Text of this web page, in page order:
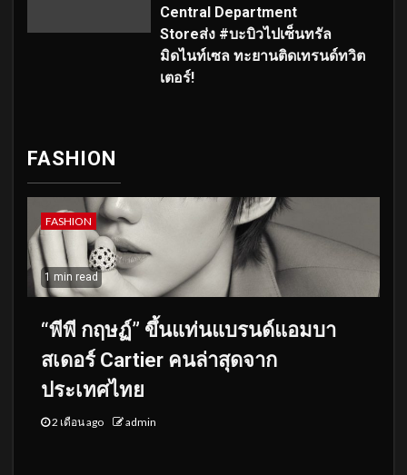
Central Department
Storeส่ง #บะบิวไปเซ็นทรัล
มิดไนท์เซล ทะยานติดเทรนด์ทวิต
เตอร์!
FASHION
FASHION
1 min read
“พีพี กฤษฏ์” ขึ้นแท่นแบรนด์แอมบา
สเดอร์ Cartier คนล่าสุดจาก
ประเทศไทย
2 เดือน ago admin